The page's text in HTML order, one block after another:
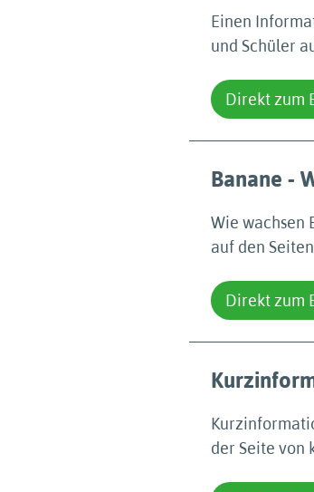
Einen
und Schüler
Direkt zum
Banane -
Wie wachsen
auf den
Direkt zum
der Seite von